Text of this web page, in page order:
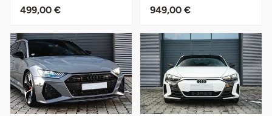
499,00 € 949,00 €
Gersfeld
Gotha
Göppingen
Görlitz